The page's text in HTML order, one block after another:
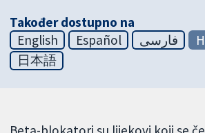
Također dostupno na
English
Español فارسی
日本語